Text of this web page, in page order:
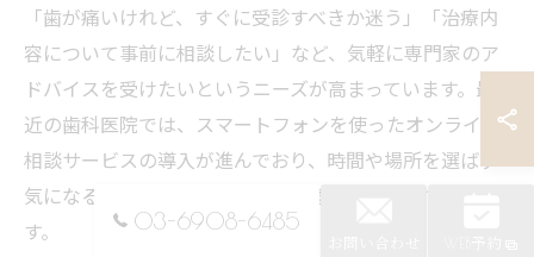
「歯が痛いけれど、すぐに受診すべきか迷う」「治療内
容について事前に相談したい」など、気軽に専門家のア
ドバイスを受けたいというニーズが高まっています。最
近の歯科医院では、スマートフォンを使ったオンライン
相談サービスの導入が進んでおり、時間や場所を選ばず
気になる症状や疑問点を相談できるようになっていま
す。
03-6908-6485